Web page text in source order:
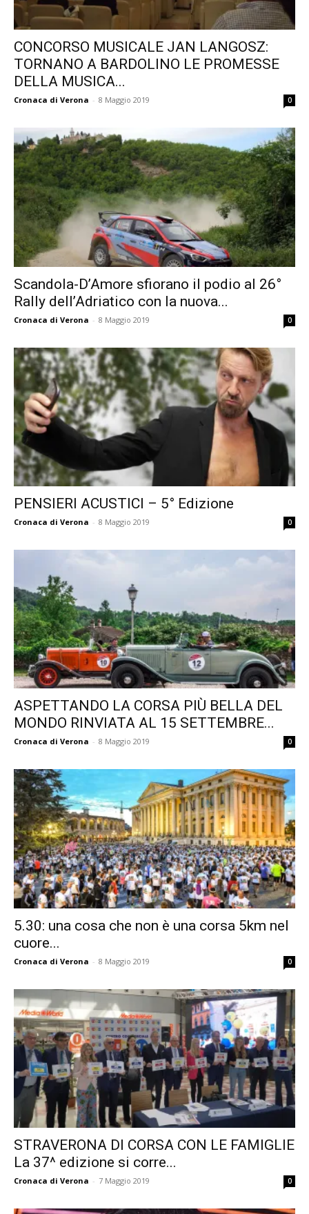
CONCORSO MUSICALE JAN LANGOSZ:
TORNANO A BARDOLINO LE PROMESSE
DELLA MUSICA...
Cronaca di Verona - 8 Maggio 2019 0
Scandola-D’Amore sfiorano il podio al 26°
Rally dell’Adriatico con la nuova...
Cronaca di Verona - 8 Maggio 2019 0
PENSIERI ACUSTICI – 5° Edizione
Cronaca di Verona - 8 Maggio 2019 0
ASPETTANDO LA CORSA PIÙ BELLA DEL
MONDO RINVIATA AL 15 SETTEMBRE...
Cronaca di Verona - 8 Maggio 2019 0
5.30: una cosa che non è una corsa 5km nel
cuore...
Cronaca di Verona - 8 Maggio 2019 0
STRAVERONA DI CORSA CON LE FAMIGLIE
La 37^ edizione si corre...
Cronaca di Verona - 7 Maggio 2019 0